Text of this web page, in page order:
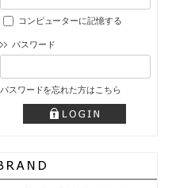
コンピューターに記憶する
パスワード
パスワードを忘れた方はこちら